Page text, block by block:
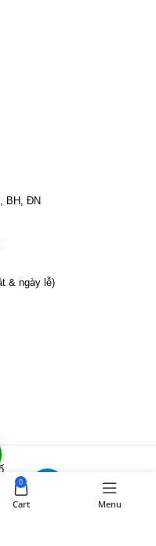
BH, ĐN
& ngày lễ)
0
Cart Menu